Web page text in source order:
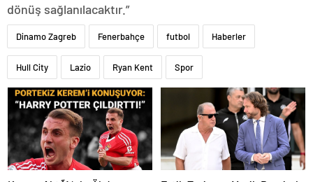
dönüş sağlanılacaktır.”
Dinamo Zagreb Fenerbahçe futbol Haberler
Hull City Lazio Ryan Kent Spor